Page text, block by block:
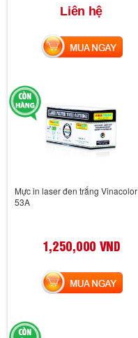
Liên hệ
MUA NGAY
Mực in laser đen trắng Vinacolor
53A
1,250,000 VND
MUA NGAY